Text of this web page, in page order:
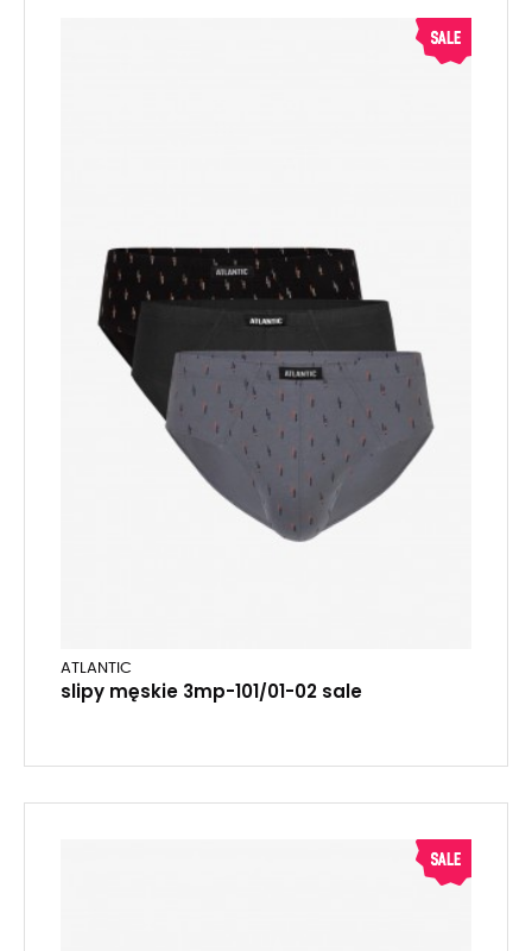
ATLANTIC
slipy męskie 3mp-101/01-02 sale